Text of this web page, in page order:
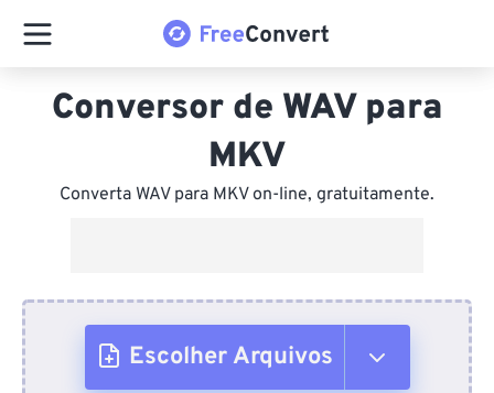
Conversor de WAV para
MKV
Converta WAV para MKV on-line, gratuitamente.
Escolher Arquivos